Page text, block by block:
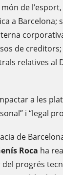
de
a Barcelona;
de creditors;
relatives al
a les
i “legal
de
Roca ha
progrés